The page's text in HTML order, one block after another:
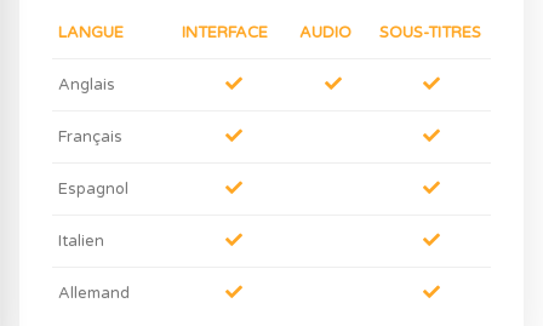
LANGUE INTERFACE AUDIO SOUS-TITRES
Anglais
Français
Espagnol
Italien
Allemand